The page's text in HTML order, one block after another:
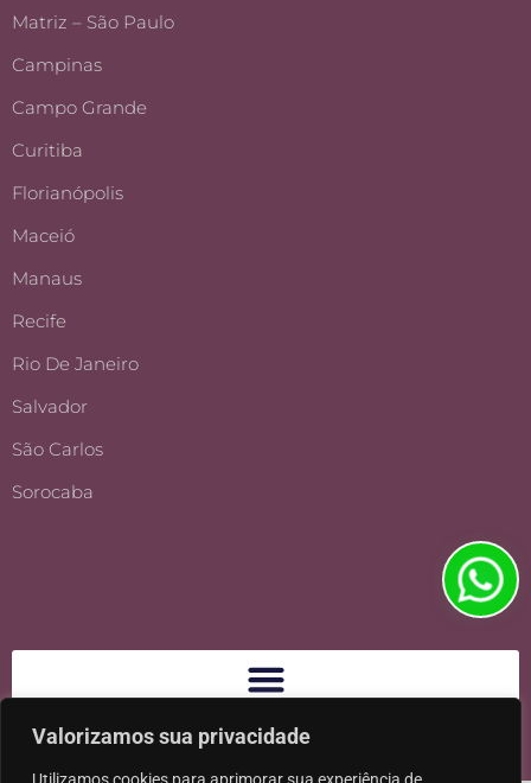
Valorizamos sua privacidade
Matriz – São Paulo
Campinas
Campo Grande
Curitiba
Florianópolis
Maceió
Manaus
Recife
Rio De Janeiro
Salvador
São Carlos
Sorocaba